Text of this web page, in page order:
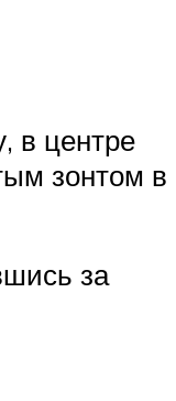
в центре
зонтом в
за